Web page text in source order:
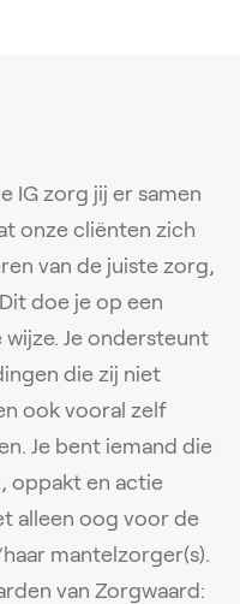
IG zorg jij er samen
onze cliënten zich
van de juiste zorg,
doe je op een
Je ondersteunt
die zij niet
ook vooral zelf
Je bent iemand die
oppakt en actie
alleen oog voor de
mantelzorger(s).
van Zorgwaard: